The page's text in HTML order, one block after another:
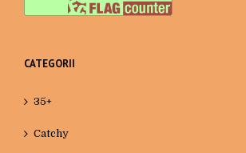
CATEGORII
35+
Catchy